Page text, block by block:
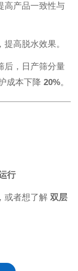
高产品一致性与
高脱水效果。
后，日产筛分量
成本下降 20%。
行
或者想了解 双层